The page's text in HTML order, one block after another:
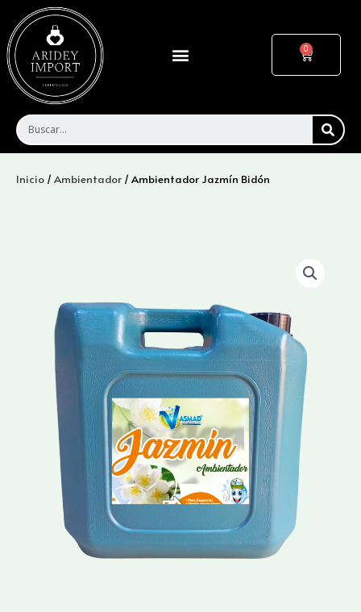
contenido
Menu Cart
Inicio / Ambientador / Ambientador Jazmín Bidón